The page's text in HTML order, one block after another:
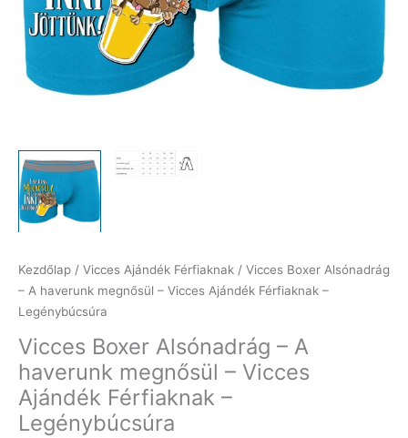
Kezdőlap / Vicces Ajándék Férfiaknak / Vicces Boxer Alsónadrág
– A haverunk megnősül – Vicces Ajándék Férfiaknak –
Legénybúcsúra
Vicces Boxer Alsónadrág – A
haverunk megnősül – Vicces
Ajándék Férfiaknak –
Legénybúcsúra